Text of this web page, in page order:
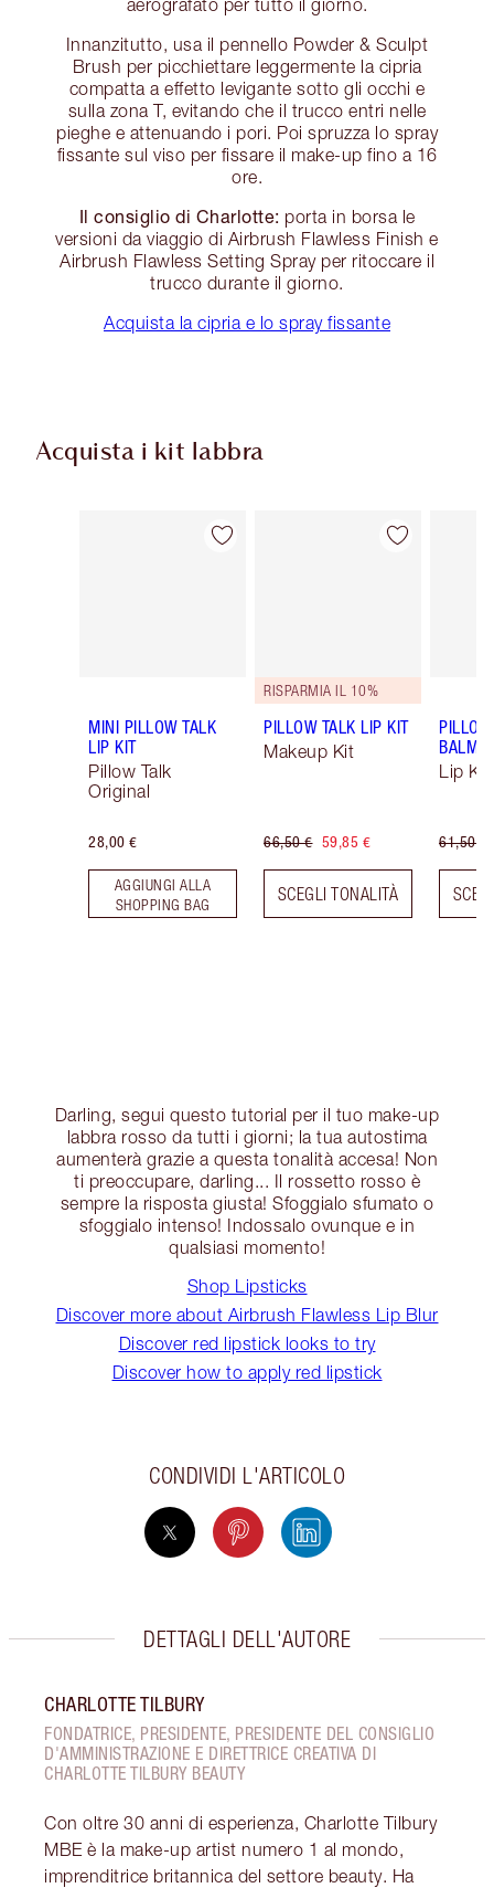
aerografato per tutto il giorno.
Innanzitutto, usa il pennello Powder & Sculpt
Brush per picchiettare leggermente la cipria
compatta a effetto levigante sotto gli occhi e
sulla zona T, evitando che il trucco entri nelle
pieghe e attenuando i pori. Poi spruzza lo spray
fissante sul viso per fissare il make-up fino a 16
ore.
Il consiglio di Charlotte: porta in borsa le
versioni da viaggio di Airbrush Flawless Finish e
Airbrush Flawless Setting Spray per ritoccare il
trucco durante il giorno.
Acquista la cipria e lo spray fissante
Acquista i kit labbra
Articolo 1 di 48
MINI PILLOW TALK
LIP KIT
Pillow Talk
Original
28,00 €
AGGIUNGI ALLA
SHOPPING BAG
Articolo 2 di 48
RISPARMIA IL 10%
PILLOW TALK LIP KIT
Makeup Kit
66,50 € 59,85 €
SCEGLI TONALITÀ
BALM
Lip Kit
61,50 €
Darling, segui questo tutorial per il tuo make-up
labbra rosso da tutti i giorni; la tua autostima
aumenterà grazie a questa tonalità accesa! Non
ti preoccupare, darling... Il rossetto rosso è
sempre la risposta giusta! Sfoggialo sfumato o
sfoggialo intenso! Indossalo ovunque e in
qualsiasi momento!
Shop Lipsticks
Discover more about Airbrush Flawless Lip Blur
Discover red lipstick looks to try
Discover how to apply red lipstick
CONDIVIDI L'ARTICOLO
DETTAGLI DELL'AUTORE
CHARLOTTE TILBURY
FONDATRICE, PRESIDENTE, PRESIDENTE DEL CONSIGLIO
D'AMMINISTRAZIONE E DIRETTRICE CREATIVA DI
CHARLOTTE TILBURY BEAUTY
Con oltre 30 anni di esperienza, Charlotte Tilbury
MBE è la make-up artist numero 1 al mondo,
imprenditrice britannica del settore beauty. Ha